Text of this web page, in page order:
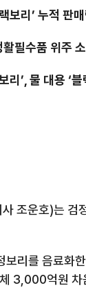
보리’ 누적 판
필수품 위주
리’ 물 대용 ‘
조운호)는 검
리를 음료화한
3,000억원